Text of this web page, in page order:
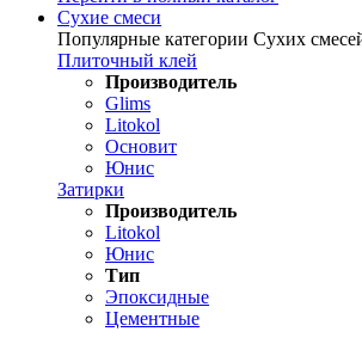
Сухие смеси
Популярные категории Сухих
Плиточный клей
Производитель
Glims
Litokol
Основит
Юнис
Затирки
Производитель
Litokol
Юнис
Тип
Эпоксидные
Цементные